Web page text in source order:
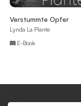
Verstummte Opfer
Lynda La Plante
E-Book